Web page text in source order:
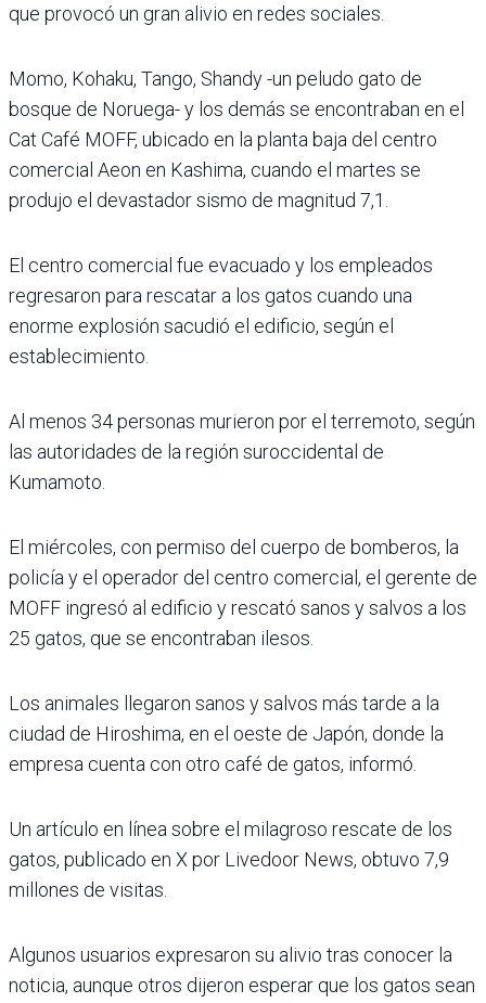
que provocó un gran alivio en redes sociales.
Momo, Kohaku, Tango, Shandy -un peludo gato de
bosque de Noruega- y los demás se encontraban en el
Cat Café MOFF, ubicado en la planta baja del centro
comercial Aeon en Kashima, cuando el martes se
produjo el devastador sismo de magnitud 7,1.
El centro comercial fue evacuado y los empleados
regresaron para rescatar a los gatos cuando una
enorme explosión sacudió el edificio, según el
establecimiento.
Al menos 34 personas murieron por el terremoto, según
las autoridades de la región suroccidental de
Kumamoto.
El miércoles, con permiso del cuerpo de bomberos, la
policía y el operador del centro comercial, el gerente de
MOFF ingresó al edificio y rescató sanos y salvos a los
25 gatos, que se encontraban ilesos.
Los animales llegaron sanos y salvos más tarde a la
ciudad de Hiroshima, en el oeste de Japón, donde la
empresa cuenta con otro café de gatos, informó.
Un artículo en línea sobre el milagroso rescate de los
gatos, publicado en X por Livedoor News, obtuvo 7,9
millones de visitas.
Algunos usuarios expresaron su alivio tras conocer la
noticia, aunque otros dijeron esperar que los gatos sean